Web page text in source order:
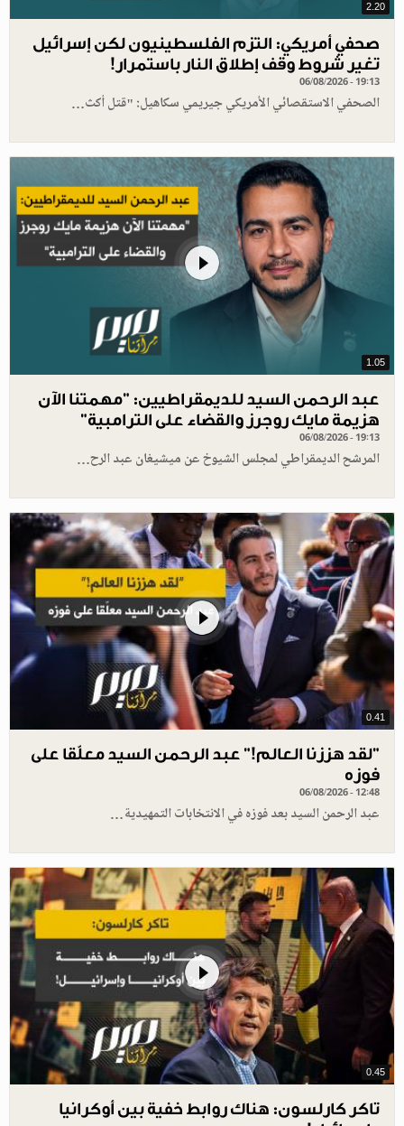
2.20
صحفي أمريكي: التزم الفلسطينيون لكن إسرائيل
تغير شروط وقف إطلاق النار باستمرار!
06/08/2026 - 19:13
الصحفي الاستقصائي الأمريكي جيريمي سكاهيل: "قتل أكث…
1.05
عبد الرحمن السيد للديمقراطيين: "مهمتنا الآن
هزيمة مايك روجرز والقضاء على الترامبية"
06/08/2026 - 19:13
المرشح الديمقراطي لمجلس الشيوخ عن ميشيغان عبد الرح…
0.41
”لقد هززنا العالم!” عبد الرحمن السيد معلّقا على
فوزه
06/08/2026 - 12:48
عبد الرحمن السيد بعد فوزه في الانتخابات التمهيدية…
0.45
تاكر كارلسون: هناك روابط خفية بين أوكرانيا